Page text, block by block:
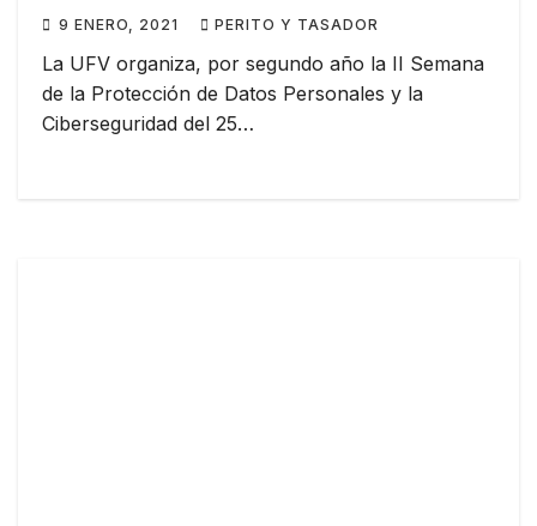
9 ENERO, 2021 PERITO Y TASADOR
La UFV organiza, por segundo año la II Semana
de la Protección de Datos Personales y la
Ciberseguridad del 25…